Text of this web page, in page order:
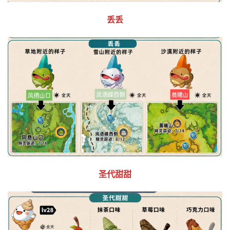
丢丢
圣代甜甜